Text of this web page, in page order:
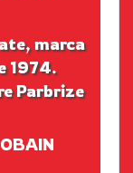
marca
1974.
Parbrize